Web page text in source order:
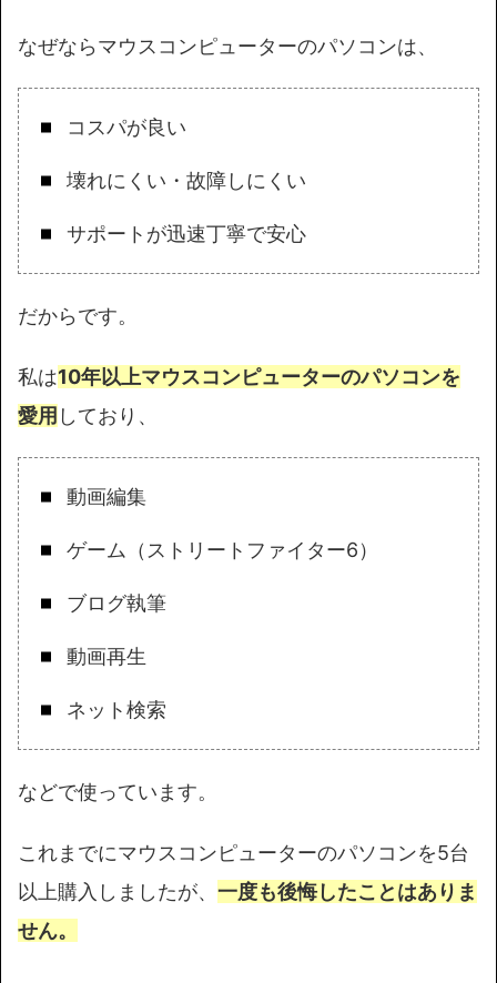
なぜならマウスコンピューターのパソコンは、
コスパが良い
壊れにくい・故障しにくい
サポートが迅速丁寧で安心
だからです。
私は10年以上マウスコンピューターのパソコンを
愛用 しており、
動画編集
ゲーム（ストリートファイター6）
ブログ執筆
動画再生
ネット検索
などで使っています。
これまでにマウスコンピューターのパソコンを5台
以上購入しましたが、 一度も後悔したことはありま
せん。